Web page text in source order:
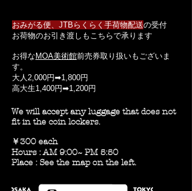
ベビーカーを預けて熱海観光へおでかけ
ください
おみがる便、JTBらくらく手荷物配送の受付
お荷物のお引き渡しもこちらで承ります
お得な MOA美術館前売券取り扱いもございま
す。
大人2,000円➡1,800円
​高大生1,400円➡1,200円
We will accept any luggage that does not
fit in the coin lockers.
￥300 each
Hours : AM 9:00~ PM 5:50
Place : See the map on the left.